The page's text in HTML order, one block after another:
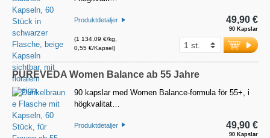
Produktdetaljer
(1 134,09 €/kg,
0,55 €/Kapsel)
90 Kapslar
49,90 €
PUREVEDA Women Balance ab 55 Jahre
90 kapslar med Women Balance-formula för 55+, i
högkvalitat…
Produktdetaljer
90 Kapslar
49,90 €